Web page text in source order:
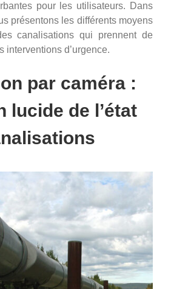
pour les utilisateurs. Dans
présentons les différents moyens
canalisations qui prennent de
interventions d’urgence.
par caméra :
lucide de l’état